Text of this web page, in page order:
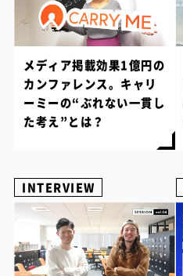
メディア掲載効果1億円の
カンファレンス。キャリ
ーミーの“ぶれない一貫し
た考え”とは？
INTERVIEW